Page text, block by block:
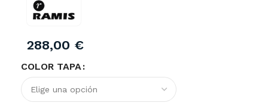
288,00 €
COLOR TAPA